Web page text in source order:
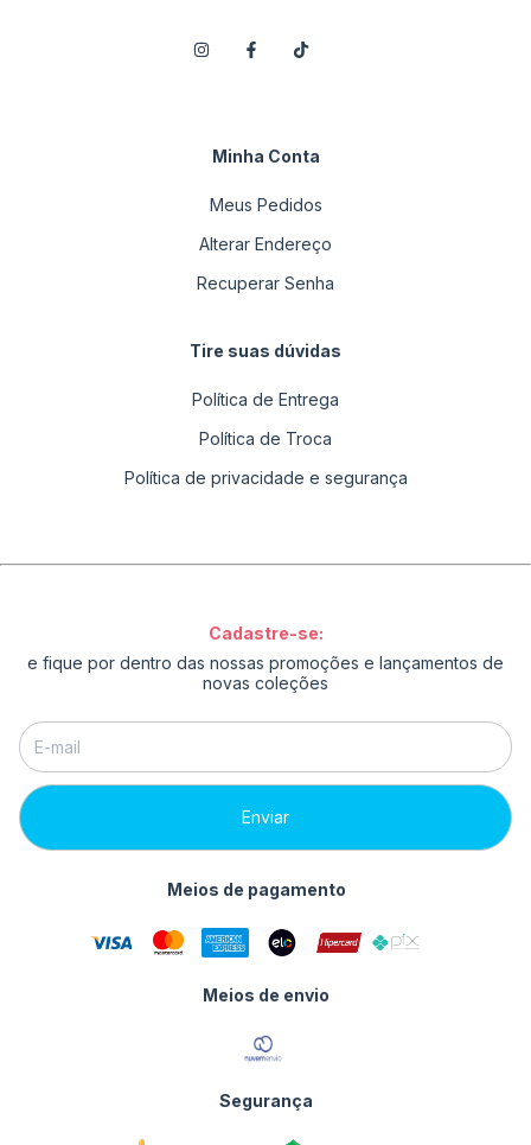
Minha Conta
Meus Pedidos
Alterar Endereço
Recuperar Senha
Tire suas dúvidas
Política de Entrega
Política de Troca
Política de privacidade e segurança
Cadastre-se:
e fique por dentro das nossas promoções e lançamentos de
novas coleções
Meios de pagamento
Meios de envio
Segurança